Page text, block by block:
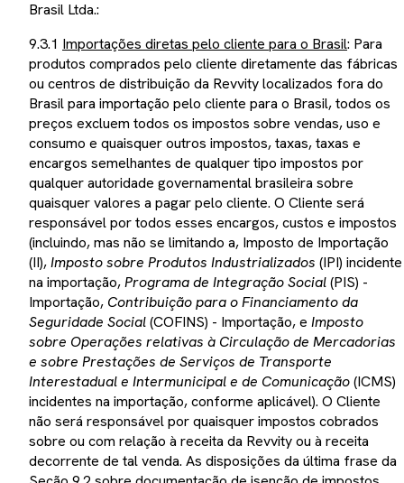
Brasil Ltda.:
9.3.1 Importações diretas pelo cliente para o Brasil: Para
produtos comprados pelo cliente diretamente das fábricas
ou centros de distribuição da Revvity localizados fora do
Brasil para importação pelo cliente para o Brasil, todos os
preços excluem todos os impostos sobre vendas, uso e
consumo e quaisquer outros impostos, taxas, taxas e
encargos semelhantes de qualquer tipo impostos por
qualquer autoridade governamental brasileira sobre
quaisquer valores a pagar pelo cliente. O Cliente será
responsável por todos esses encargos, custos e impostos
(incluindo, mas não se limitando a, Imposto de Importação
(II),Imposto sobre Produtos Industrializados (IPI) incidente
na importação,Programa de Integração Social(PIS) -
Importação, Contribuição para o Financiamento da
Seguridade Social(COFINS) - Importação, e Imposto
sobre Operações relativas à Circulação de Mercadorias
e sobre Prestações de Serviços de Transporte
Interestadual e Intermunicipal e de Comunicação(ICMS)
incidentes na importação, conforme aplicável). O Cliente
não será responsável por quaisquer impostos cobrados
sobre ou com relação à receita da Revvity ou à receita
decorrente de tal venda. As disposições da última frase da